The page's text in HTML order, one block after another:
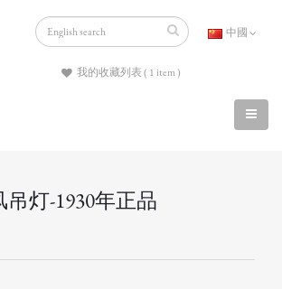
中國
我的收藏列表 ( 1 item )
灯-1930年正品